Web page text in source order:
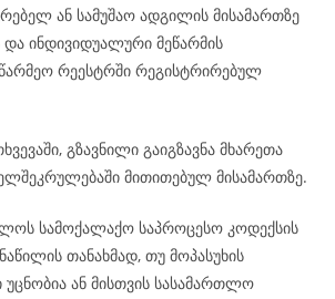
ან სამუშაო ადგილის მისამართზე
ინდივიდუალური მეწარმის
რეესტრში რეგისტრირებულ
გზავნილი გაიგზავნა მხარეთა
მითითებულ მისამართზე.
სამოქალაქო საპროცესო კოდექსის
თანახმად, თუ მოპასუხის
ან მისთვის სასამართლო